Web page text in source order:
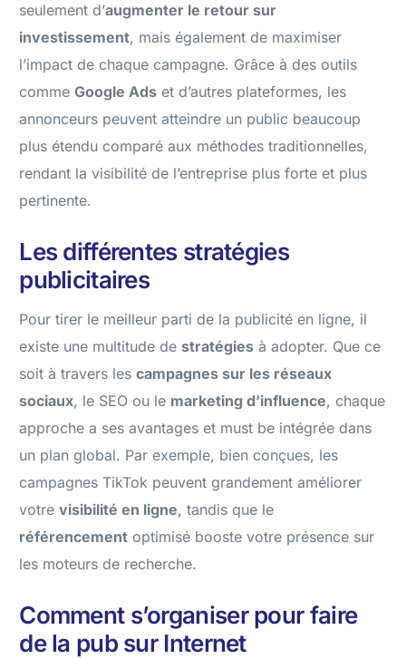
seulement d’augmenter le retour sur
investissement, mais également de maximiser
l’impact de chaque campagne. Grâce à des outils
commeGoogle Ads et d’autres plateformes, les
annonceurs peuvent atteindre un public beaucoup
plus étendu comparé aux méthodes traditionnelles,
rendant la visibilité de l’entreprise plus forte et plus
pertinente.
Les différentes stratégies
publicitaires
Pour tirer le meilleur parti de la publicité en ligne, il
existe une multitude de stratégies à adopter. Que ce
soit à travers lescampagnes sur les réseaux
sociaux, le SEO ou le marketing d’influence, chaque
approche a ses avantages et must be intégrée dans
un plan global. Par exemple, bien conçues, les
campagnes TikTok peuvent grandement améliorer
votrevisibilité en ligne, tandis que le
référencement optimisé booste votre présence sur
les moteurs de recherche.
Comment s’organiser pour faire
de la pub sur Internet